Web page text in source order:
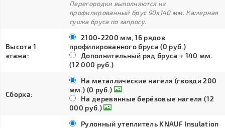
Перегородки выполняются из
профилированный брус 90х140 мм. Камерная
сушка бруса по запросу.
Высота 1
этажа:
2100-2200 мм, 16 рядов
профилированного бруса (0 руб.)
Дополнительный ряд бруса + 140 мм.
(12 000 руб.)
Сборка:
На металлические нагеля (гвозди 200
мм.) (0 руб.)
На деревянные берёзовые нагеля (12
000 руб.)
Рулонный утеплитель KNAUF Insulation